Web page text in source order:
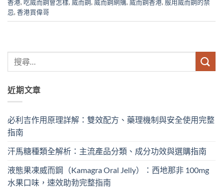
香港, 吃威而鋼會怎樣, 威而鋼, 威而鋼網購, 威而鋼香港, 服用威而鋼的禁
忌, 香港買偉哥
近期文章
必利吉作用原理詳解：雙效配方、藥理機制與安全使用完整
指南
汗馬糖種類全解析：主流產品分類、成分功效與選購指南
液態果凍威而鋼（Kamagra Oral Jelly）：西地那非 100mg​
水果口味，速效助勃完整指南